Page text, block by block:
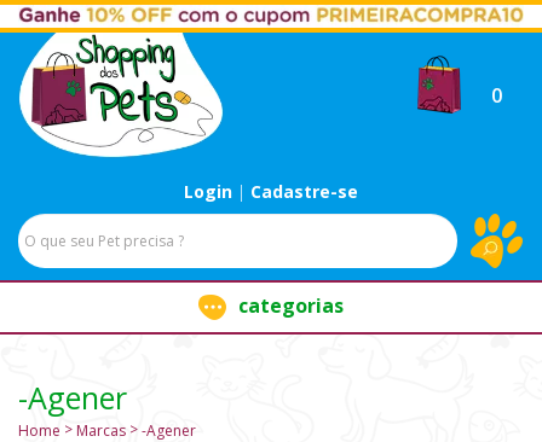
0
Login | Cadastre-se
categorias
-Agener
Home Marcas -Agener